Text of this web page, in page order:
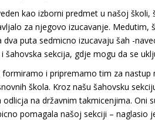
kao izborni predmet u našoj
za njegovo izucavanje. Medutim,
puta sedmicno izucavaju šah -
šahovska sekcija, gdje mogu da se
formiramo i pripremamo tim za
škola. Kroz našu šahovsku
na državnim takmicenjima. Oni
pomagala našoj sekciji – naglasio